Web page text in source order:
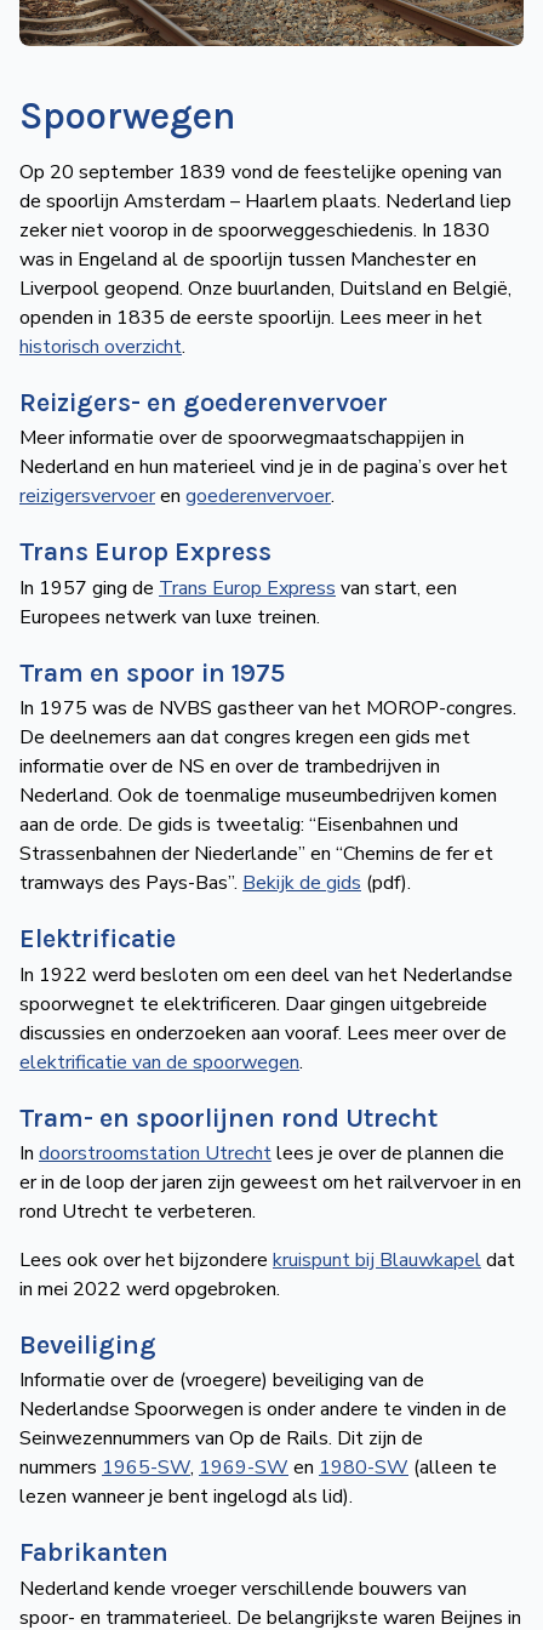
de
Wegwijzer
Mijn
NVBS
Spoorwegen
Op 20 september 1839 vond de feestelijke opening van
de spoorlijn Amsterdam – Haarlem plaats. Nederland liep
zeker niet voorop in de spoorweggeschiedenis. In 1830
was in Engeland al de spoorlijn tussen Manchester en
Liverpool geopend. Onze buurlanden, Duitsland en België,
openden in 1835 de eerste spoorlijn. Lees meer in het
historisch overzicht.
Reizigers- en goederenvervoer
Meer informatie over de spoorwegmaatschappijen in
Nederland en hun materieel vind je in de pagina’s over het
reizigersvervoeren goederenvervoer.
Trans Europ Express
In 1957 ging de Trans Europ Express van start, een
Europees netwerk van luxe treinen.
Tram en spoor in 1975
In 1975 was de NVBS gastheer van het MOROP-congres.
De deelnemers aan dat congres kregen een gids met
informatie over de NS en over de trambedrijven in
Nederland. Ook de toenmalige museumbedrijven komen
aan de orde. De gids is tweetalig: “Eisenbahnen und
Strassenbahnen der Niederlande” en “Chemins de fer et
tramways des Pays-Bas”. Bekijk de gids (pdf).
Elektrificatie
In 1922 werd besloten om een deel van het Nederlandse
spoorwegnet te elektrificeren. Daar gingen uitgebreide
discussies en onderzoeken aan vooraf. Lees meer over de
elektrificatie van de spoorwegen.
Tram- en spoorlijnen rond Utrecht
In doorstroomstation Utrechtlees je over de plannen die
er in de loop der jaren zijn geweest om het railvervoer in en
rond Utrecht te verbeteren.
Lees ook over het bijzondere kruispunt bij Blauwkapeldat
in mei 2022 werd opgebroken.
Beveiliging
Informatie over de (vroegere) beveiliging van de
Nederlandse Spoorwegen is onder andere te vinden in de
Seinwezennummers van Op de Rails. Dit zijn de
nummers 1965-SW, 1969-SW en 1980-SW (alleen te
lezen wanneer je bent ingelogd als lid).
Fabrikanten
Nederland kende vroeger verschillende bouwers van
spoor- en trammaterieel. De belangrijkste waren Beijnes in